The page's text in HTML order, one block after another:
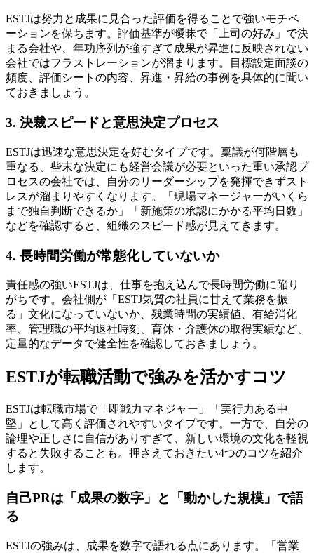
ESTJは努力と成果に見合った評価を得ることで強いモチベ
ーションを保ちます。評価基準が曖昧で「上司の好み」で決
まる会社や、年功序列が強すぎて成果が昇進に反映されない
会社ではフラストレーションが溜まります。目標設定面談の
頻度、評価シートの内容、昇進・昇給の事例を具体的に聞い
ておきましょう。
3. 決裁スピードと意思決定プロセス
ESTJは迅速な意思決定を好むタイプです。稟議が何階層も
重なる、些末な決定にも経営会議が必要といった重い承認プ
ロセスの会社では、自分のリーダーシップを発揮できずスト
レスが溜まりやすくなります。「現場マネージャーがいくら
まで独自判断できるか」「新施策の承認にかかる平均日数」
などを確認すると、組織のスピード感が見えてきます。
4. 長時間労働が常態化していないか
責任感の強いESTJは、仕事を抱え込んで長時間労働に陥り
がちです。会社側が「ESTJ気質の社員に甘えて業務を振
る」文化になっていないか、残業時間の実績値、有給消化
率、管理職の平均退社時刻、育休・介護休の取得実績など、
定量的なデータで健全性を確認しておきましょう。
ESTJが転職活動で強みを活かすコツ
ESTJは転職市場で「即戦力マネジャー」「実行力ある中
堅」として高く評価されやすいタイプです。一方で、自分の
論理や正しさに自信がありすぎて、新しい環境の文化を軽視
すると失敗することも。押さえておきたい4つのコツを紹介
します。
自己PRは「成果の数字」と「動かした規模」で語
る
ESTJの強みは、成果を数字で語れる点にあります。「営業